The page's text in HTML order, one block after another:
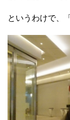
というわけで、